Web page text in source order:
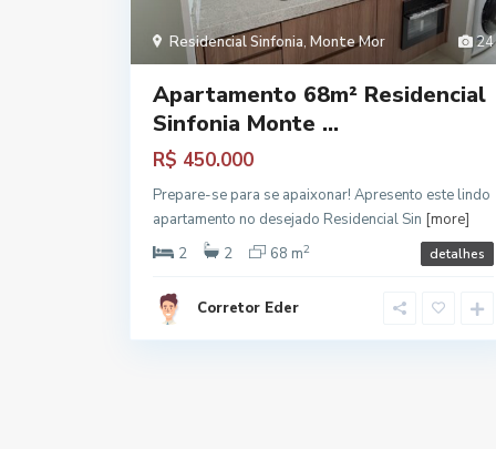
24
Residencial Sinfonia, Monte Mor
Apartamento 68m² Residencial
Sinfonia Monte ...
R$ 450.000
Prepare-se para se apaixonar! Apresento este lindo
apartamento no desejado Residencial Sin [more]
2
2 68 m2 detalhes
Corretor Eder